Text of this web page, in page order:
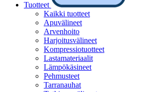
Tuotteet
Kaikki tuotteet
Apuvälineet
Arvenhoito
Harjoitusvälineet
Kompressiotuotteet
Lastamateriaalit
Lämpökäsineet
Pehmusteet
Tarranauhat